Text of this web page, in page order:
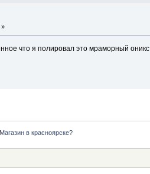
»
что я полировал это мраморный
Магазин в красноярске?